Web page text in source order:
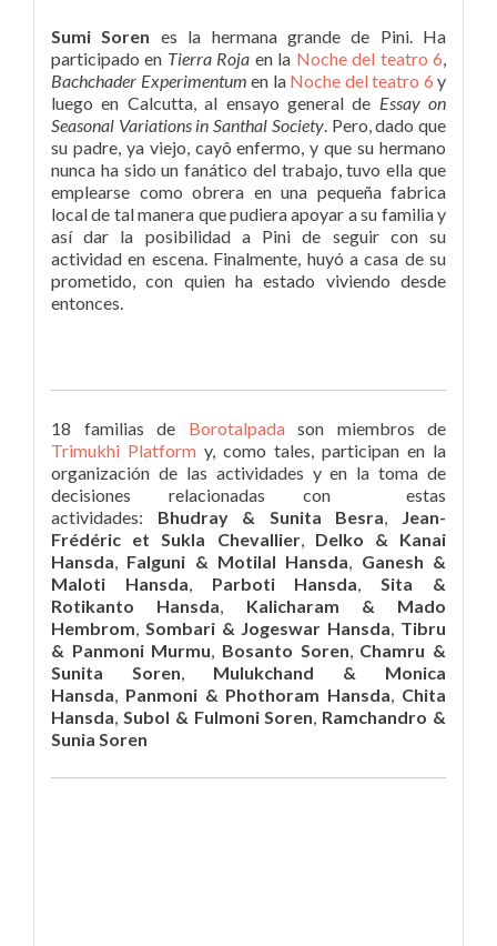
Sumi Soren es la hermana grande de Pini. Ha
participado en Tierra Roja en la Noche del teatro 6,
Bachchader Experimentum en la Noche del teatro 6 y
luego en Calcutta, al ensayo general de Essay on
Seasonal Variations in Santhal Society. Pero, dado que
su padre, ya viejo, cayô enfermo, y que su hermano
nunca ha sido un fanático del trabajo, tuvo ella que
emplearse como obrera en una pequeña fabrica
local de tal manera que pudiera apoyar a su familia y
así dar la posibilidad a Pini de seguir con su
actividad en escena. Finalmente, huyó a casa de su
prometido, con quien ha estado viviendo desde
entonces.
18 familias de Borotalpadason miembros de
Trimukhi Platform y, como tales, participan en la
organización de las actividades y en la toma de
decisiones relacionadas con estas
actividades: Bhudray & Sunita Besra, Jean-
Frédéric et Sukla Chevallier,Delko & Kanai
Hansda, Falguni & Motilal Hansda, Ganesh &
Maloti Hansda,Parboti Hansda,Sita &
Rotikanto Hansda, Kalicharam & Mado
Hembrom, Sombari & Jogeswar Hansda, Tibru
& Panmoni Murmu, Bosanto Soren,Chamru &
Sunita Soren, Mulukchand & Monica
Hansda, Panmoni & Phothoram Hansda, Chita
Hansda, Subol & Fulmoni Soren, Ramchandro &
Sunia Soren